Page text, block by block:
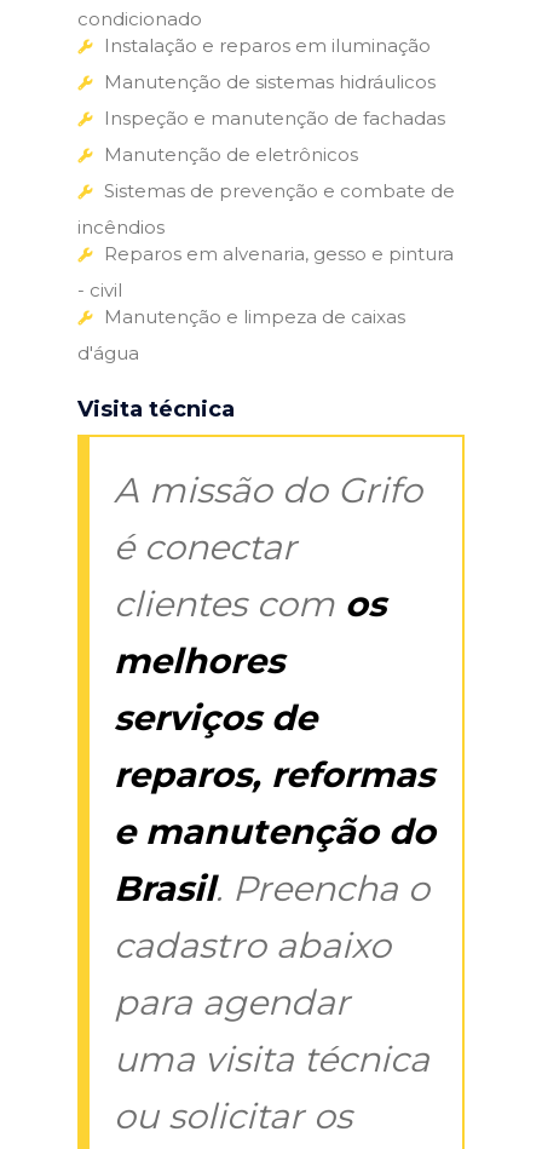
condicionado
Instalação e reparos em iluminação
Manutenção de sistemas hidráulicos
Inspeção e manutenção de fachadas
Manutenção de eletrônicos
Sistemas de prevenção e combate de
incêndios
Reparos em alvenaria, gesso e pintura
- civil
Manutenção e limpeza de caixas
d'água
Visita técnica
A missão do Grifo
é conectar
clientes com os
melhores
serviços de
reparos, reformas
e manutenção do
Brasil. Preencha o
cadastro abaixo
para agendar
uma visita técnica
ou solicitar os